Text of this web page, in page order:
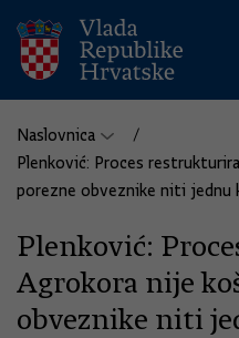
Naslovnica
Plenković: Proces
porezne obveznike niti jednu
Plenković:
Agrokora nije
obveznike niti